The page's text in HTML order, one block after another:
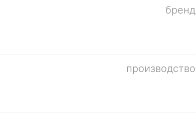
бренд
производство